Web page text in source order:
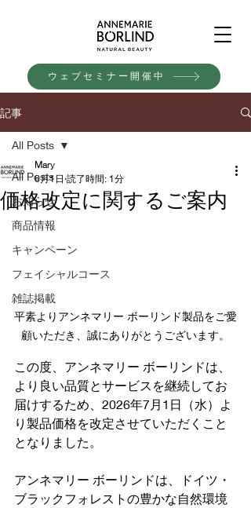
ウェブセミナー開催中
記事
All Posts
お知らせ
商品情報
キャンペーン
フェイシャルコース
雑誌掲載
All Posts
価格改定に関するご案内
Mary
6月1日 読了時間: 1分
平素よりアンネマリー ボーリンド製品をご愛
顧いただき、誠にありがとうございます。
この度、アンネマリー ボーリンドは、
より良い品質とサービスを継続してお
届けするため、2026年7月1日（水）よ
り製品価格を改定させていただくこと
となりました。
アンネマリー ボーリンドは、ドイツ・
ブラックフォレストの豊かな自然環境